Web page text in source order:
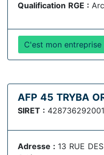
Qualification RGE :
C'est mon entreprise
AFP 45 TRYBA
SIRET :
Adresse : 13 RUE